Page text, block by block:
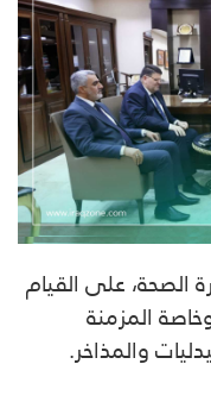
الصحة، على القيام
المزمنة
والمذاخر.